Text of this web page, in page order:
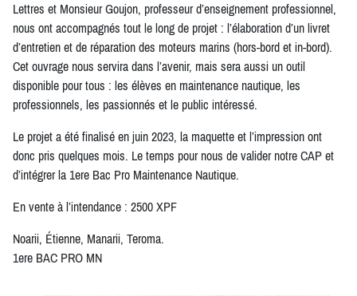
Lettres et Monsieur Goujon, professeur d’enseignement professionnel,
nous ont accompagnés tout le long de projet : l’élaboration d’un livret
d’entretien et de réparation des moteurs marins (hors-bord et in-bord).
Cet ouvrage nous servira dans l’avenir, mais sera aussi un outil
disponible pour tous : les élèves en maintenance nautique, les
professionnels, les passionnés et le public intéressé.
Le projet a été finalisé en juin 2023, la maquette et l’impression ont
donc pris quelques mois. Le temps pour nous de valider notre CAP et
d’intégrer la 1ere Bac Pro Maintenance Nautique.
En vente à l’intendance : 2500 XPF
Noarii, Étienne, Manarii, Teroma.
1ere BAC PRO MN